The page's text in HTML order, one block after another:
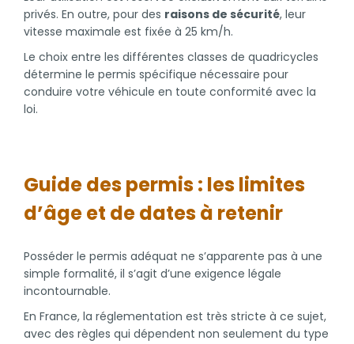
privés. En outre, pour des raisons de sécurité, leur
vitesse maximale est fixée à 25 km/h.
Le choix entre les différentes classes de quadricycles
détermine le permis spécifique nécessaire pour
conduire votre véhicule en toute conformité avec la
loi.
Guide des permis : les limites
d’âge et de dates à retenir
Posséder le permis adéquat ne s’apparente pas à une
simple formalité, il s’agit d’une exigence légale
incontournable.
En France, la réglementation est très stricte à ce sujet,
avec des règles qui dépendent non seulement du type